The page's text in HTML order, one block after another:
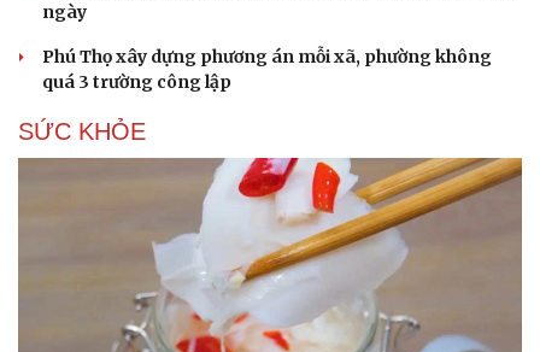
ngày
Phú Thọ xây dựng phương án mỗi xã, phường không
quá 3 trường công lập
SỨC KHỎE